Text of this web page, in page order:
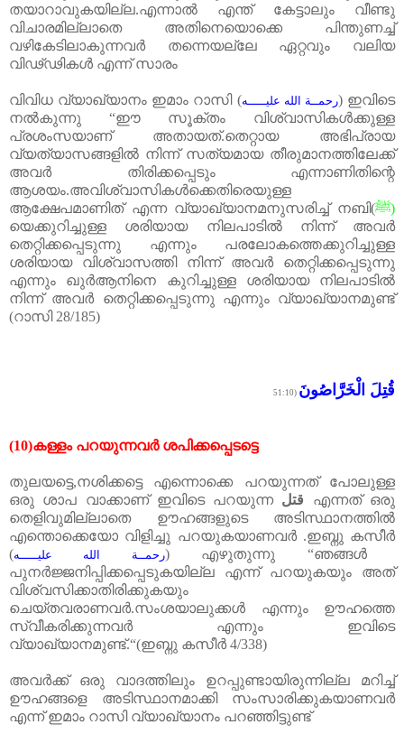
തയാറാവുകയില്ല.എന്നാൽ എന്ത് കേട്ടാലും വീണ്ടു
വിചാരമില്ലാതെ അതിനെയൊക്കെ പിന്തുണച്ച്
വഴികേടിലാകുന്നവർ തന്നെയല്ലേ ഏറ്റവും വലിയ
വിഢ്ഢികൾ എന്ന് സാരം
വിവിധ വ്യാഖ്യാനം ഇമാം റാസി(رحمــة الله عليـــــه) ഇവിടെ
നൽകുന്നു “ഈ സൂക്തം വിശ്വാസികൾക്കുള്ള
പ്രശംസയാണ് അതായത്.തെറ്റായ അഭിപ്രായ
വ്യത്യാസങ്ങളിൽ നിന്ന് സത്യമായ തീരുമാനത്തിലേക്ക്
അവർ തിരിക്കപ്പെടും എന്നാണിതിന്റെ
ആശയം.അവിശ്വാസികൾക്കെതിരെയുള്ള
ആക്ഷേപമാണിത് എന്ന വ്യാഖ്യാനമനുസരിച്ച് നബി(ﷺ)
യെക്കുറിച്ചുള്ള ശരിയായ നിലപാടിൽ നിന്ന് അവർ
തെറ്റിക്കപ്പെടുന്നു എന്നും പരലോകത്തെക്കുറിച്ചുള്ള
ശരിയായ വിശ്വാസത്തി നിന്ന് അവർ തെറ്റിക്കപ്പെടുന്നു
എന്നും ഖുർആനിനെ കുറിച്ചുള്ള ശരിയായ നിലപാടിൽ
നിന്ന് അവർ തെറ്റിക്കപ്പെടുന്നു എന്നും വ്യാഖ്യാനമുണ്ട്
(റാസി28/185)
قُتِلَ الْخَرَّاصُونَ (51:10
(10)കള്ളം പറയുന്നവർ ശപിക്കപ്പെടട്ടെ
തുലയട്ടെ,നശിക്കട്ടെ എന്നൊക്കെ പറയുന്നത്
പോലുള്ള
ഒരു
ശാപ വാക്കാണ് ഇവിടെ പറയുന്ന قتل എന്നത്
ഒരു
തെളിവുമില്ലാതെ
ഊഹങ്ങളുടെ
അടിസ്ഥാനത്തിൽ
എന്തൊക്കെയോ വിളിച്ചു പറയുകയാണവർ .ഇബ്നു കസീർ
(رحمــة الله عليـــــه) എഴുതുന്നു “ഞങ്ങൾ
പുനർജ്ജനിപ്പിക്കപ്പെടുകയില്ല
എന്ന് പറയുകയും
അത്
വിശ്വസിക്കാതിരിക്കുകയും
ചെയ്തവരാണവർ.സംശയാലുക്കൾ എന്നും
ഊഹത്തെ
സ്വീകരിക്കുന്നവർ
എന്നും
ഇവിടെ
വ്യാഖ്യാനമുണ്ട്.“(ഇബ്നു കസീർ4/338)
അവർക്ക് ഒരു വാദത്തിലും ഉറപ്പുണ്ടായിരുന്നില്ല
മറിച്ച്
ഊഹങ്ങളെ
അടിസ്ഥാനമാക്കി
സംസാരിക്കുകയാണവർ
എന്ന് ഇമാം റാസി വ്യാഖ്യാനം പറഞ്ഞിട്ടുണ്ട്